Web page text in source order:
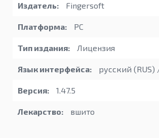
Издатель: Fingersoft
Платформа: PC
Тип издания: Лицензия
Язык интерфейса: русский (RUS)
Версия: 1.47.5
Лекарство: вшито